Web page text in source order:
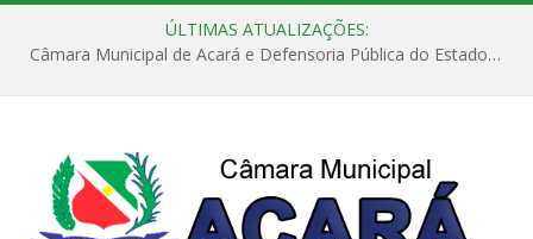
ÚLTIMAS ATUALIZAÇÕES:
Câmara Municipal de Acará e Defensoria Pública do Estado, promovem Ação Balcão de Direitos